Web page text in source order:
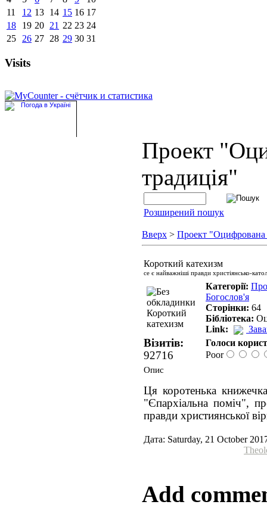
11
12 13 14 15 16 17
18
19 20 21 22 23 24
25
26 27 28 29 30 31
Visits
Проект
традиція"
Розширений пошук
Вверх > Проект
Короткий катехизм
се є найважніші правди христіянсько-
Категорії:
Богослов'я
Сторінки: 64
Бібліотека:
Link:
Візитів:
92716
Голоси
Poor
Опис
Ця коротенька
"Єпархіальна поміч",
правди християнської
Дата: Saturday, 21 October
Add